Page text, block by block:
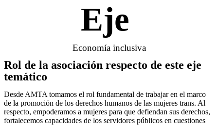
Eje
Economía inclusiva
Rol de la asociación respecto de este eje
temático
Desde AMTA tomamos el rol fundamental de trabajar en el marco
de la promoción de los derechos humanos de las mujeres trans. Al
respecto, empoderamos a mujeres para que defiendan sus derechos,
fortalecemos capacidades de los servidores públicos en cuestiones